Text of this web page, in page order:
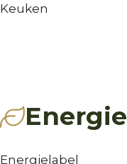
Keuken
Energie
Energielabel